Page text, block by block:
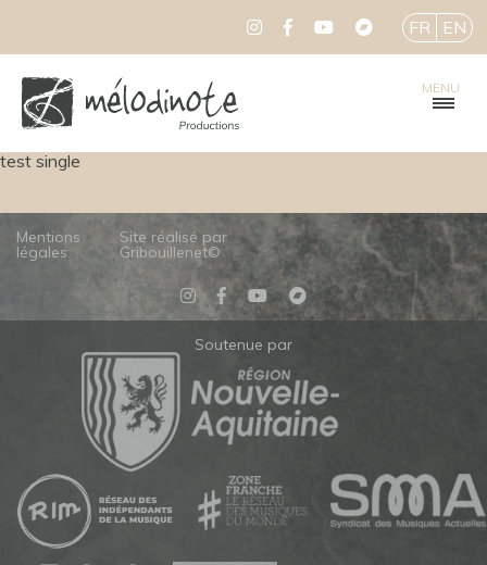
MENU
FR EN
test single
Mentions
légales
Site réalisé par
Gribouillenet©
Soutenue par